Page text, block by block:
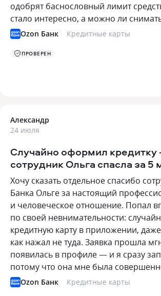
одобрят баснословный лимит
стало интересно, а можно ли
Ozon Банк Кредитные карты
ПРОВЕРЕН
Александр
24 июля
Случайно оформил
сотрудник Ольга спасла за 5
Хочу сказать отдельное спасибо
Банка Ольге за настоящий
и человеческое отношение. Попал
по своей невнимательности:
кредитную карту в приложении,
как нажал не туда. Заявка прошла
появилась в профиле — и я сразу
потому что она мне была
Ozon Банк Кредитные карты